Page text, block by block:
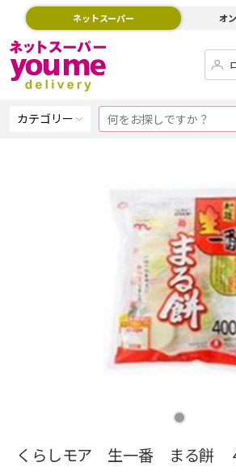
ネットスーパー オ
カテゴリー
くらしモア 生一番 まる餅